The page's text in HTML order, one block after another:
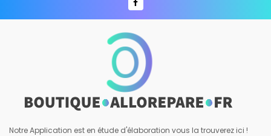
Notre Application est en étude d'élaboration vous la trouverez ici !